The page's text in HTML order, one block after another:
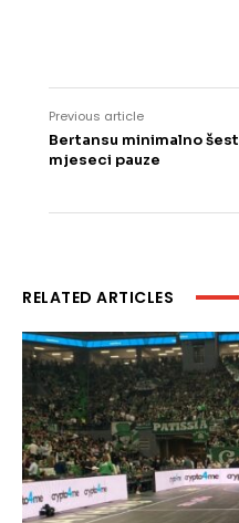
Previous article
Bertansu minimalno šest
mjeseci pauze
RELATED ARTICLES